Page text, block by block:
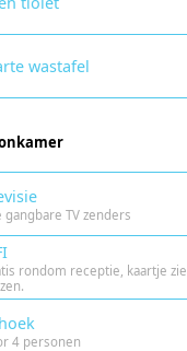
wastafel
gangbare TV zenders
rondom receptie, kaartje zie
4 personen